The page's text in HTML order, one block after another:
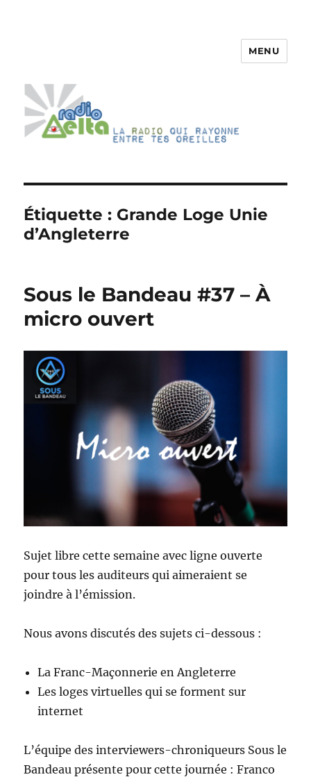
MENU
Étiquette : Grande Loge Unie
d’Angleterre
Sous le Bandeau #37 – À
micro ouvert
Sujet libre cette semaine avec ligne ouverte
pour tous les auditeurs qui aimeraient se
joindre à l’émission.
Nous avons discutés des sujets ci-dessous :
La Franc-Maçonnerie en Angleterre
Les loges virtuelles qui se forment sur
internet
L’équipe des interviewers-chroniqueurs Sous le
Bandeau présente pour cette journée : Franco